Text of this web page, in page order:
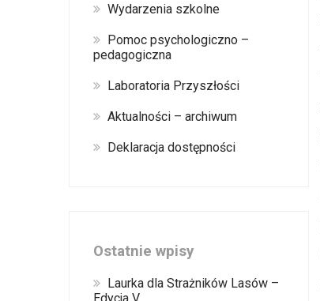
Wydarzenia szkolne
Pomoc psychologiczno –
pedagogiczna
Laboratoria Przyszłości
Aktualności – archiwum
Deklaracja dostępności
Ostatnie wpisy
Laurka dla Strażników Lasów –